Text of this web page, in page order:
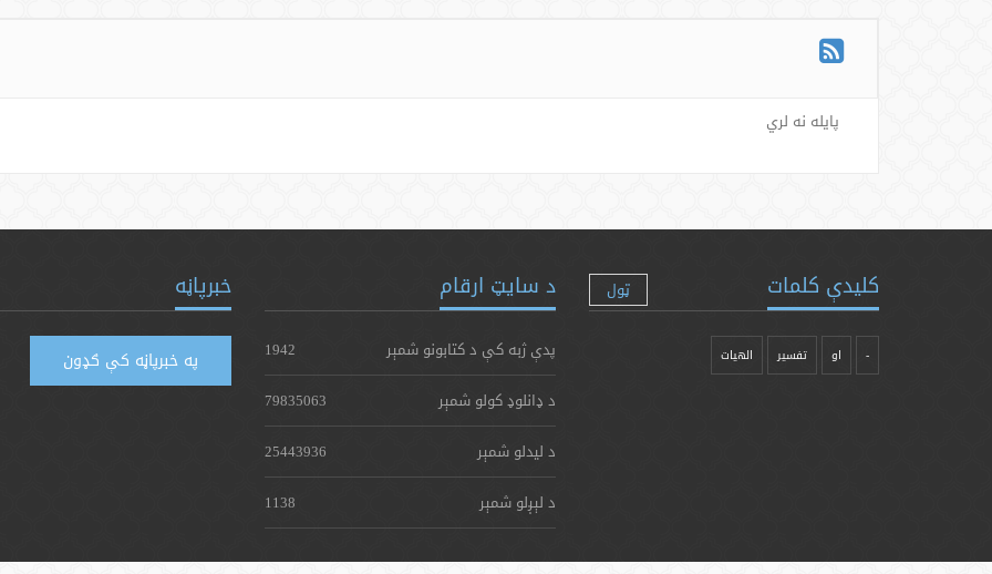
پایله نه لري
کلیدې کلمات ټول
- او تفسیر الهیات
د سایټ ارقام
پدې ژبه کې د کتابونو شمېر
1942
د ډانلوډ کولو شمېر
79835063
د لیدلو شمېر
25443936
د لېږلو شمېر
1138
خبرپاڼه
په خبرپاڼه کې ګډون